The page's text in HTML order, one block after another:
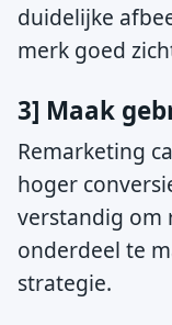
duidelijke
merk goed
3] Maak
Remarketing
hoger
verstandig om
onderdeel te
strategie.